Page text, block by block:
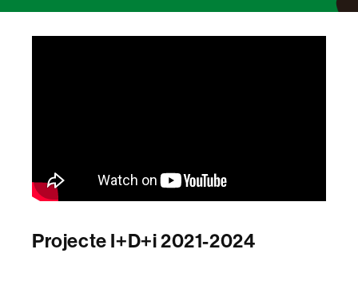
Projecte I+D+i 2021-2024